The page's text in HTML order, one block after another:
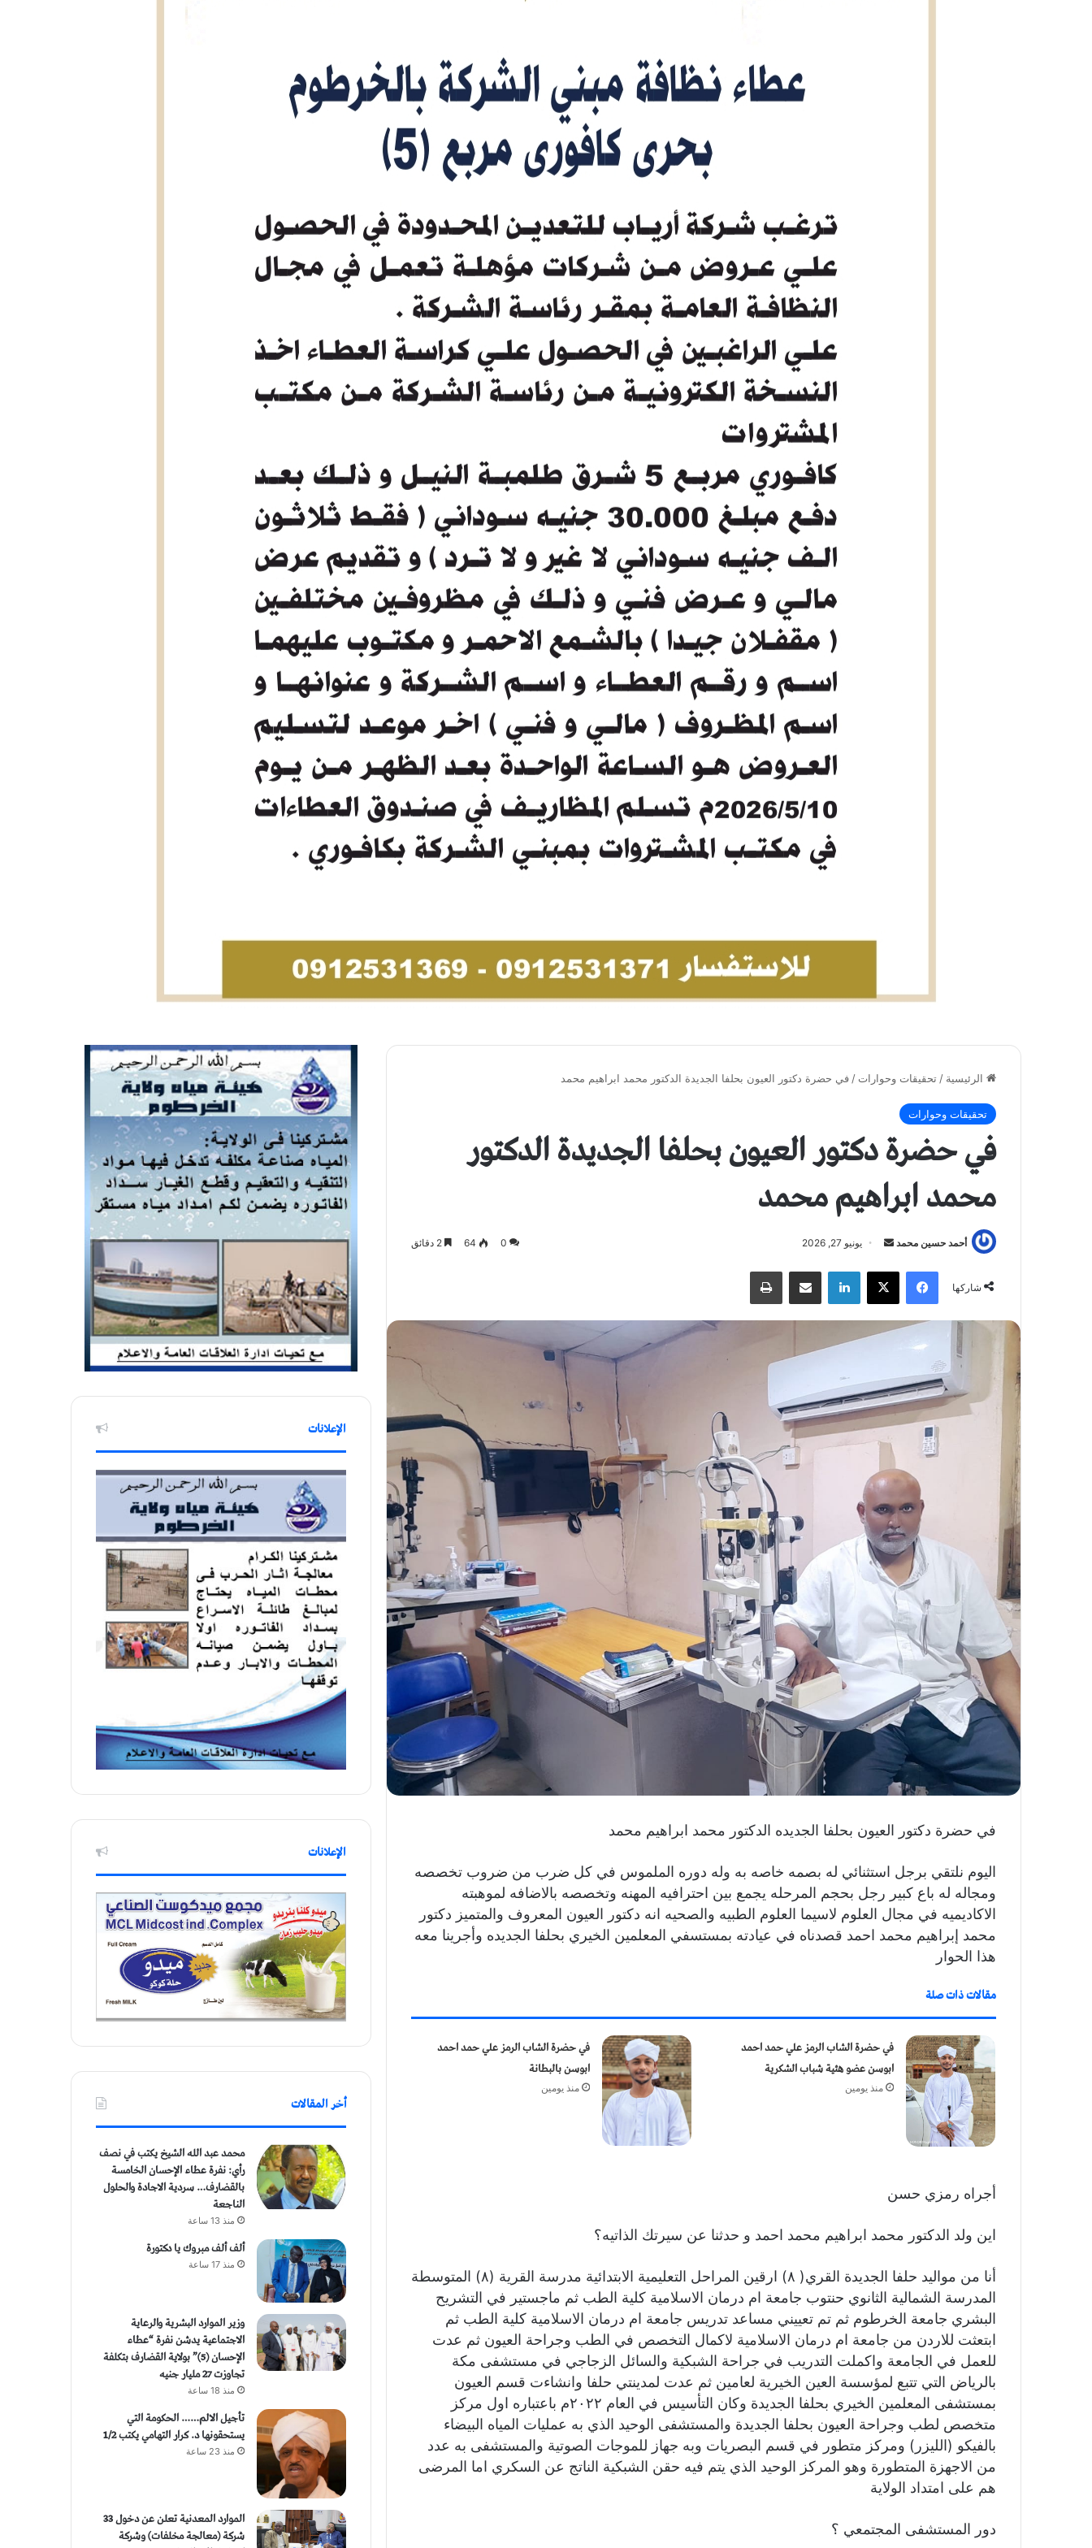
الرئيسية / تحقيقات وحوارات / في حضرة دكتور العيون بحلفا الجديدة الدكتور محمد ابراهيم محمد
تحقيقات وحوارات
في حضرة دكتور العيون بحلفا الجديدة الدكتور
محمد ابراهيم محمد
أحمد حسين محمد
س
ب
د
ا
إ
ت
و
ن
ي
ا
يونيو 27, 2026 0
64
شاركها
فيسبوك لينكدإن
في حضرة دكتور العيون بحلفا الجديده الدكتور محمد ابراهيم محمد
اليوم نلتقي برجل استثنائي له بصمه خاصه به وله دوره الملموس في كل ضرب من ضروب تخصصه
ومجاله له باع كبير رجل بحجم المرحله يجمع بين احترافيه المهنه وتخصصه بالاضافه لموهبته
الاكاديميه في مجال العلوم لاسيما العلوم الطبيه والصحيه انه دكتور العيون المعروف والمتميز دكتور
محمد إبراهيم محمد احمد قصدناه في عيادته بمستسفي المعلمين الخيري بحلفا الجديده وأجرينا معه
هذا الحوار
مقالات ذات صلة
في حضرة الشاب الرمز علي حمد احمد
ابوسن عضو هئية شباب الشكرية
منذ يومين
في حضرة الشاب الرمز علي حمد احمد
ابوسن بالبطانة
منذ يومين
أجراه رمزي حسن
اين ولد الدكتور محمد ابراهيم محمد احمد و حدثنا عن سيرتك الذاتيه؟
أنا من مواليد حلفا الجديدة القري( ٨) ارقين المراحل التعليمية الابتدائية مدرسة القرية (٨) المتوسطة
المدرسة الشمالية الثانوي حنتوب جامعة ام درمان الاسلامية كلية الطب ثم ماجستير في التشريح
البشري جامعة الخرطوم ثم تم تعييني مساعد تدريس جامعة ام درمان الاسلامية كلية الطب ثم
ابتعثت للاردن من جامعة ام درمان الاسلامية لاكمال التخصص في الطب وجراحة العيون ثم عدت
للعمل في الجامعة واكملت التدريب في جراحة الشبكية والسائل الزجاجي في مستشفى مكة
بالرياض التي تتبع لمؤسسة العين الخيرية لعامين ثم عدت لمدينتي حلفا وانشاءت قسم العيون
بمستشفى المعلمين الخيري بحلفا الجديدة وكان التأسيس في العام ٢٠٢٢م باعتباره اول مركز
متخصص لطب وجراحة العيون بحلفا الجديدة والمستشفى الوحيد الذي به عمليات المياه البيضاء
بالفيكو (الليزر) ومركز متطور في قسم البصريات وبه جهاز للموجات الصوتية والمستشفى به عدد
من الاجهزة المتطورة وهو المركز الوحيد الذي يتم فيه حقن الشبكية الناتج عن السكري اما المرضى
هم على امتداد الولاية
دور المستشفى المجتمعي ؟
الإعلانات
الإعلانات
أخر المقالات
محمد عبد الله الشيخ يكتب في نصف
رأي: نفرة عطاء الإحسان الخامسة
بالقضارف… سردية الاجادة والحلول
الناجعة
منذ 13 ساعة
ألف ألف مبروك يا دكتورة
منذ 17 ساعة
وزير الموارد البشرية والرعاية
الاجتماعية يدشن نفرة “عطاء
الإحسان (5)” بولاية القضارف بتكلفة
تجاوزت 27 مليار جنيه
منذ 18 ساعة
تأجيل الالم…… الحكومة التي
يستحقونها د. كرار التهامي يكتب 1/2
منذ 23 ساعة
الموارد المعدنية تعلن عن دخول 33
شركة (معالجة مخلفات) وشركة